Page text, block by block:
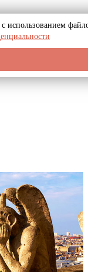
использованием